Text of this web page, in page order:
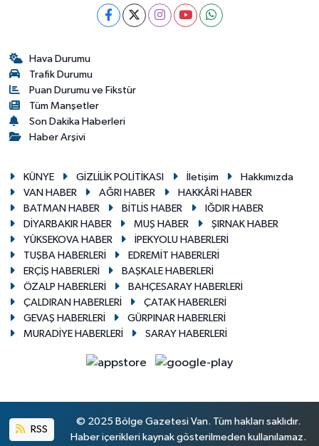
Hava Durumu
Trafik Durumu
Puan Durumu ve Fikstür
Tüm Manşetler
Son Dakika Haberleri
Haber Arşivi
KÜNYE GİZLİLİK POLİTİKASI İletişim
Hakkımızda
VAN HABER
AĞRI HABER
HAKKÂRİ HABER
BATMAN HABER
BİTLİS HABER
IĞDIR HABER
DİYARBAKIR HABER
MUŞ HABER
ŞIRNAK HABER
YÜKSEKOVA HABER
İPEKYOLU HABERLERİ
TUŞBA HABERLERİ
EDREMİT HABERLERİ
ERÇİŞ HABERLERİ
BAŞKALE HABERLERİ
ÖZALP HABERLERİ
BAHÇESARAY HABERLERİ
ÇALDIRAN HABERLERİ
ÇATAK HABERLERİ
GEVAŞ HABERLERİ
GÜRPINAR HABERLERİ
MURADİYE HABERLERİ
SARAY HABERLERİ
RSS
© 2025 Bölge Gazetesi Van. Tüm hakları saklıdır.
Haber içerikleri kaynak gösterilmeden kullanılamaz.